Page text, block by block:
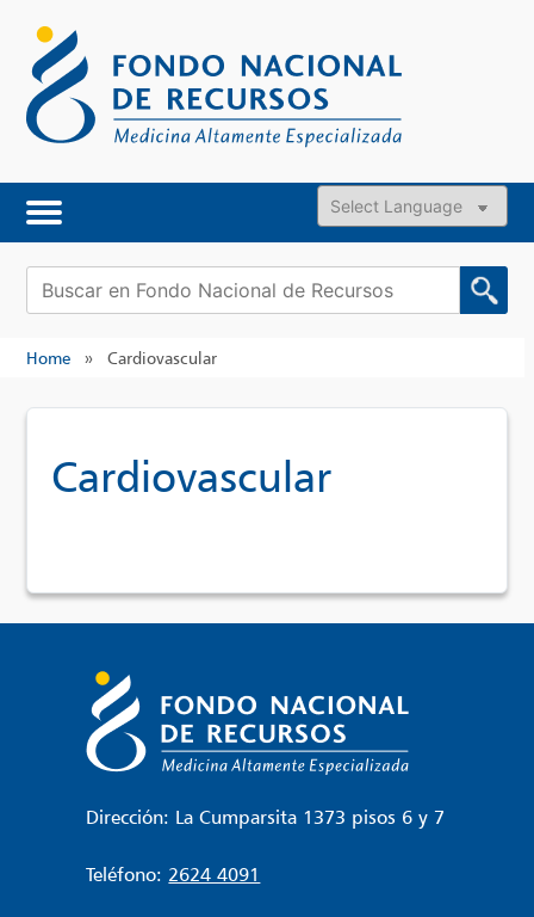
content
Powered by
Buscar:
Home » Cardiovascular
Cardiovascular
Dirección: La Cumparsita 1373 pisos 6 y 7
Teléfono: 2624 4091